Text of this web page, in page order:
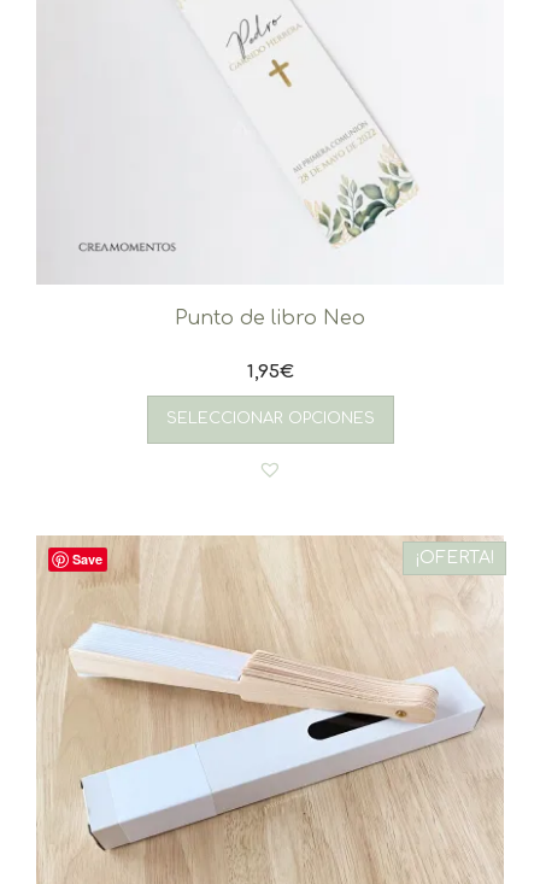
Punto de libro Neo
1,95€
SELECCIONAR OPCIONES
Save ¡OFERTA!